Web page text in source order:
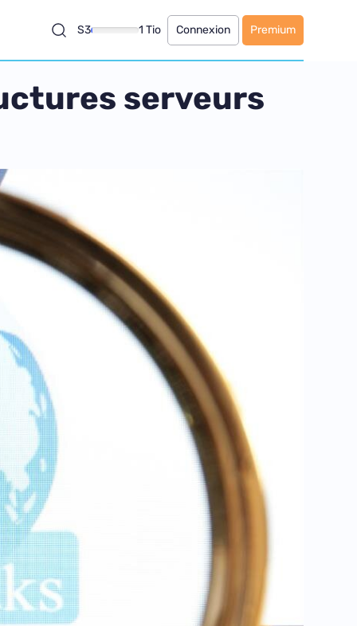
S3 1 Tio Connexion Premium
serveurs